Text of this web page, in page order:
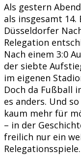
Als gestern
als insgesamt
Düsseldorfer
Relegation
Nach einem 3:0
der siebte
im eigenen
Doch da Fußball
es anders. Und
kaum mehr für
– in der
freilich nur ein
Relegationsspiele.